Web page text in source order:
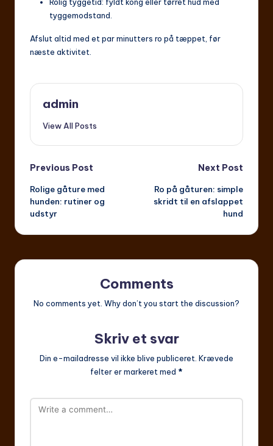
tyggemodstand.
Afslut altid med et par minutters ro på tæppet, før
næste aktivitet.
admin
View All Posts
Post
navigation
Previous Post
Rolige gåture med
hunden: rutiner og
udstyr
Next Post
Ro på gåturen: simple
skridt til en afslappet
hund
Comments
No comments yet. Why don’t you start the discussion?
Skriv et svar
Din e-mailadresse vil ikke blive publiceret. Krævede
felter er markeret med *